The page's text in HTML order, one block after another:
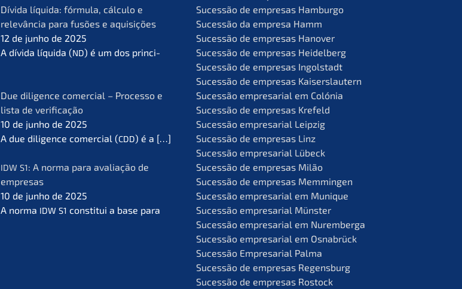
Dívida líqui­da: fórmu­la, cálcu­lo e
relevân­cia para fusões e aquisi­ções
12 de junho de 2025
A dívida líqui­da (ND) é um dos princi­
Due diligence comer­cial – Proces­so e
lista de verifi­ca­ção
10 de junho de 2025
A due diligence comer­cial (CDD) é a […]
IDW S1: A norma para avalia­ção de
empre­sas
10 de junho de 2025
A norma IDW S1 consti­tui a base para
Suces­são de empre­sas Hamburgo
Suces­são da empre­sa Hamm
Suces­são de empre­sas Hanover
Suces­são de empre­sas Heidelberg
Suces­são de empre­sas Ingolstadt
Suces­são de empre­sas Kaiserslautern
Suces­são empre­sa­ri­al em Colónia
Suces­são de empre­sas Krefeld
Suces­são empre­sa­ri­al Leipzig
Suces­são de empre­sas Linz
Suces­são empre­sa­ri­al Lübeck
Suces­são de empre­sas Milão
Suces­são de empre­sas Memmingen
Suces­são empre­sa­ri­al em Munique
Suces­são empre­sa­ri­al Münster
Suces­são empre­sa­ri­al em Nuremberga
Suces­são empre­sa­ri­al em Osnabrück
Suces­são Empre­sa­ri­al Palma
Suces­são de empre­sas Regensburg
Suces­são de empre­sas Rostock